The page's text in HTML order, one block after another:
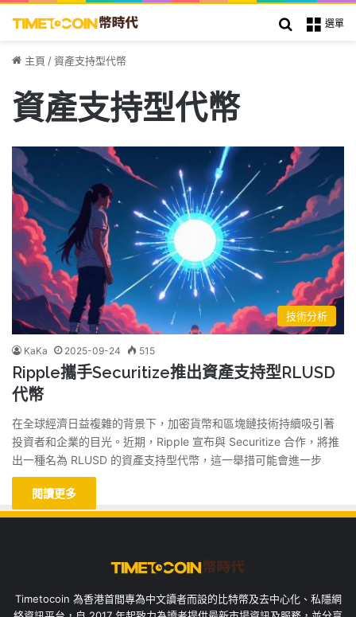
選單
搜索
主頁 /資產支持型代幣
資產支持型代幣
技術分析
KaKa 2025-09-24 515
Ripple攜手Securitize推出資產支持型RLUSD
代幣
在全球經濟日益複雜的背景下，加密貨幣和區塊鏈技術持續吸引著
投資者和企業的目光。近期，Ripple 宣布與 Securitize 合作，將推
出一種名為 RLUSD 的資產支持型代幣，這一舉措可能會進一步
閱讀更多
Timetocoin 為香港首間專為中文讀者而設的比特幣及去中心化、私隱網